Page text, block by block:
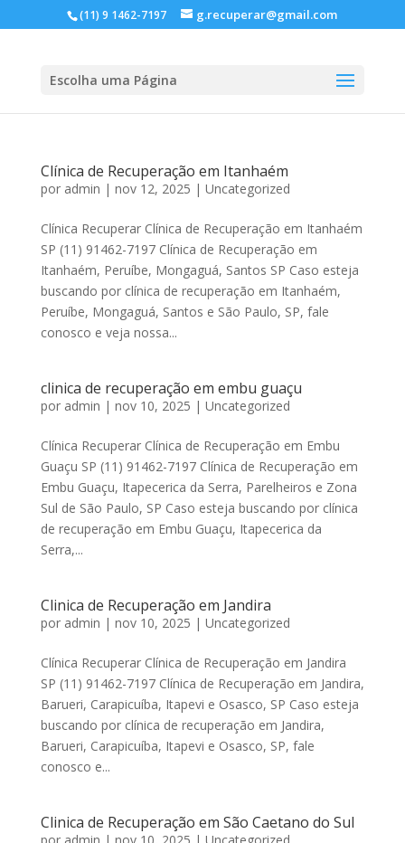
(11) 9 1462-7197 g.recuperar@gmail.com
Escolha uma Página
Clínica de Recuperação em Itanhaém
por admin | nov 12, 2025 | Uncategorized
Clínica Recuperar Clínica de Recuperação em Itanhaém
SP (11) 91462-7197 Clínica de Recuperação em
Itanhaém, Peruíbe, Mongaguá, Santos SP Caso esteja
buscando por clínica de recuperação em Itanhaém,
Peruíbe, Mongaguá, Santos e São Paulo, SP, fale
conosco e veja nossa...
clinica de recuperação em embu guaçu
por admin | nov 10, 2025 | Uncategorized
Clínica Recuperar Clínica de Recuperação em Embu
Guaçu SP (11) 91462-7197 Clínica de Recuperação em
Embu Guaçu, Itapecerica da Serra, Parelheiros e Zona
Sul de São Paulo, SP Caso esteja buscando por clínica
de recuperação em Embu Guaçu, Itapecerica da
Serra,...
Clinica de Recuperação em Jandira
por admin | nov 10, 2025 | Uncategorized
Clínica Recuperar Clínica de Recuperação em Jandira
SP (11) 91462-7197 Clínica de Recuperação em Jandira,
Barueri, Carapicuíba, Itapevi e Osasco, SP Caso esteja
buscando por clínica de recuperação em Jandira,
Barueri, Carapicuíba, Itapevi e Osasco, SP, fale
conosco e...
Clinica de Recuperação em São Caetano do Sul